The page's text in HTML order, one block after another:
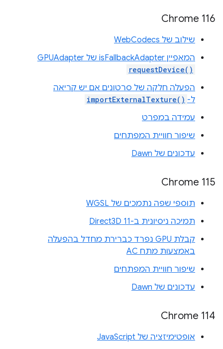
Chrome 116
שילוב של WebCodecs
המאפיין isFallbackAdapter של ‎GPUAdapter
requestDevice()
הפעלה חלקה של סרטונים אם יש קריאה
ל- importExternalTexture()
עמידה במפרט
שיפור חוויית המפתחים
עדכונים של Dawn
Chrome 115
תוספי שפה נתמכים של WGSL
תמיכה ניסיונית ב-Direct3D 11
קבלת GPU נפרד כברירת מחדל בהפעלה
באמצעות מתח AC
שיפור חוויית המפתחים
עדכונים של Dawn
Chrome 114
אופטימיזציה של JavaScript